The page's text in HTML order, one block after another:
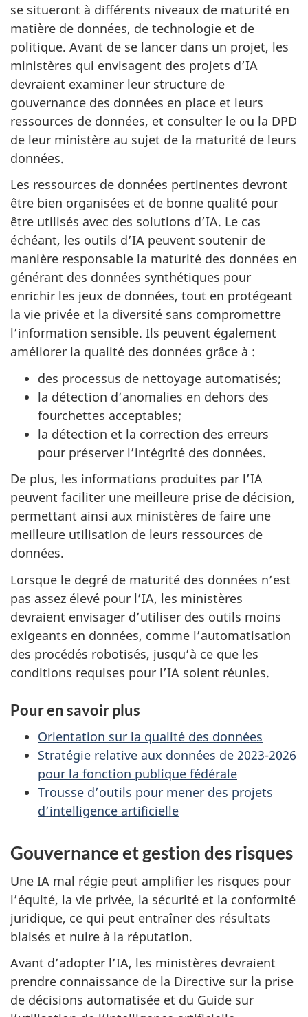
se situeront à différents niveaux de maturité en
matière de données, de technologie et de
politique. Avant de se lancer dans un projet, les
ministères qui envisagent des projets d’IA
devraient examiner leur structure de
gouvernance des données en place et leurs
ressources de données, et consulter le ou la DPD
de leur ministère au sujet de la maturité de leurs
données.
Les ressources de données pertinentes devront
être bien organisées et de bonne qualité pour
être utilisés avec des solutions d’IA. Le cas
échéant, les outils d’IA peuvent soutenir de
manière responsable la maturité des données en
générant des données synthétiques pour
enrichir les jeux de données, tout en protégeant
la vie privée et la diversité sans compromettre
l’information sensible. Ils peuvent également
améliorer la qualité des données grâce à :
des processus de nettoyage automatisés;
la détection d’anomalies en dehors des
fourchettes acceptables;
la détection et la correction des erreurs
pour préserver l’intégrité des données.
De plus, les informations produites par l’IA
peuvent faciliter une meilleure prise de décision,
permettant ainsi aux ministères de faire une
meilleure utilisation de leurs ressources de
données.
Lorsque le degré de maturité des données n’est
pas assez élevé pour l’IA, les ministères
devraient envisager d’utiliser des outils moins
exigeants en données, comme l’automatisation
des procédés robotisés, jusqu’à ce que les
conditions requises pour l’IA soient réunies.
Pour en savoir plus
Orientation sur la qualité des données
Stratégie relative aux données de 2023-2026
pour la fonction publique fédérale
Trousse d’outils pour mener des projets
d’intelligence artificielle
Gouvernance et gestion des risques
Une IA mal régie peut amplifier les risques pour
l’équité, la vie privée, la sécurité et la conformité
juridique, ce qui peut entraîner des résultats
biaisés et nuire à la réputation.
Avant d’adopter l’IA, les ministères devraient
prendre connaissance de la Directive sur la prise
de décisions automatisée et du Guide sur